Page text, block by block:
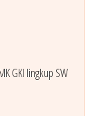
GKI lingkup SW